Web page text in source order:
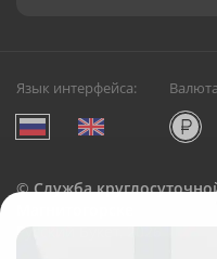
Язык интерфейса:
©Служба
Русский Букет, 2026